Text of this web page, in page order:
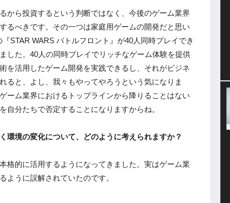
から投資するという判断ではなく、今後のゲーム業界
るべきです。その一つは家庭用ゲームの開発だと思い
STAR WARS バトルフロント』が40人同時プレイでき
した。40人の同時プレイでリッチなゲーム体験を提供
を活用したゲーム開発を実践できるし、それがビジネ
ると、よし、我々もやってやろうという気になりま
ーム業界におけるトップラインから降りることはない
自分たちで否定することになりますからね。
境の変化について、どのように考えられますか？
格的に活用するようになってきました。実はゲーム業
ように誤解されていたのです。